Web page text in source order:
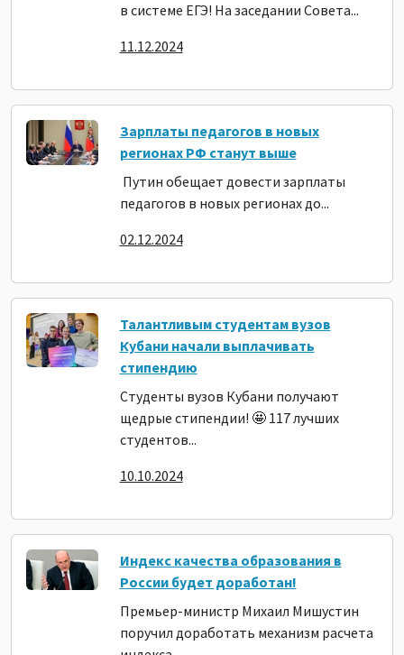
в системе ЕГЭ! На заседании Совета...
11.12.2024
Зарплаты педагогов в новых
регионах РФ станут выше
Путин обещает довести зарплаты
педагогов в новых регионах до...
02.12.2024
Талантливым студентам вузов
Кубани начали выплачивать
стипендию
Студенты вузов Кубани получают
щедрые стипендии! 🤩 117 лучших
студентов...
10.10.2024
Индекс качества образования в
России будет доработан!
Премьер-министр Михаил Мишустин
поручил доработать механизм расчета